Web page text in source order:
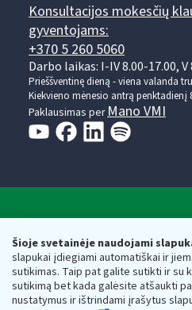
Šioje svetainėje naudojami
slapukai įdiegiami automatiškai ir
sutikimas. Taip pat galite sutikti ir su
sutikimą bet kada galėsite atšaukti
nustatymus ir ištrindami įrašytus
Konsultacijos mokesčių
gyventojams:
+370 5 260 5060
Darbo laikas: I-IV 8.00-17.00, V
Prieššventinę dieną - viena valanda
Kiekvieno mėnesio antrą penktadienį
Paklausimas per Mano VMI
Respublikos finansų
Biudžetinė įstaiga. Juridinio asmens
adresas: Vasario 16-osios g. 14,
vmi@vmi.lt, E. pristatymo dėžutės